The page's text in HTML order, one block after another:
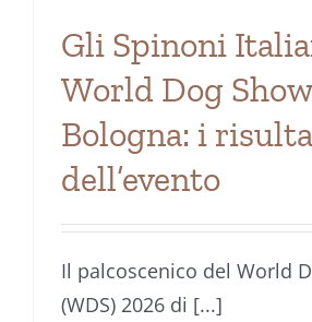
Gli Spinoni
World Dog
Bologna: i
dell’evento
Il palcoscenico del World
(WDS) 2026 di [...]